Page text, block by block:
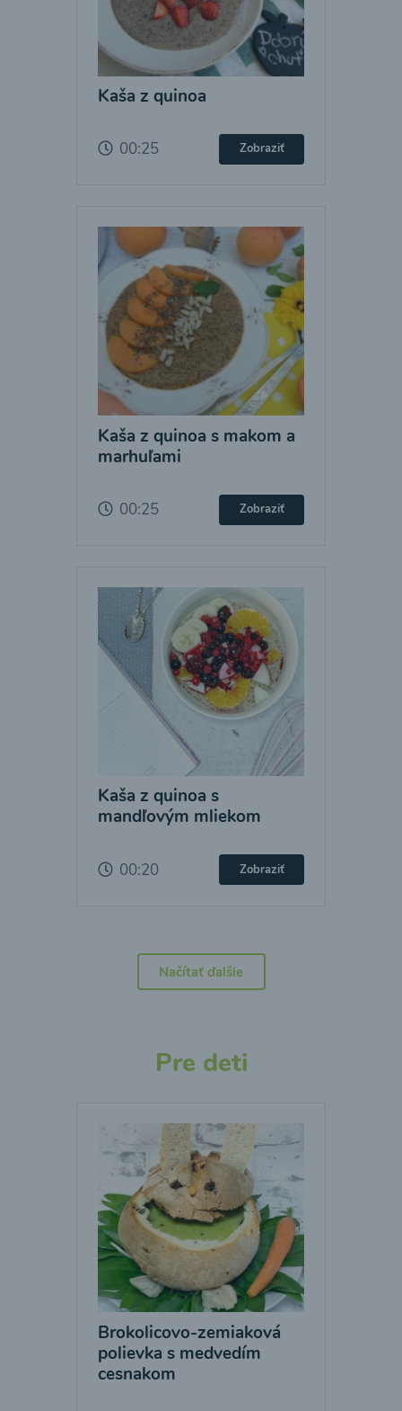
Kaša z quinoa
00:25 Zobraziť
Kaša z quinoa s makom a
marhuľami
00:25 Zobraziť
Kaša z quinoa s
mandľovým mliekom
00:20 Zobraziť
Načítať ďalšie
Pre deti
Brokolicovo-zemiaková
polievka s medvedím
cesnakom